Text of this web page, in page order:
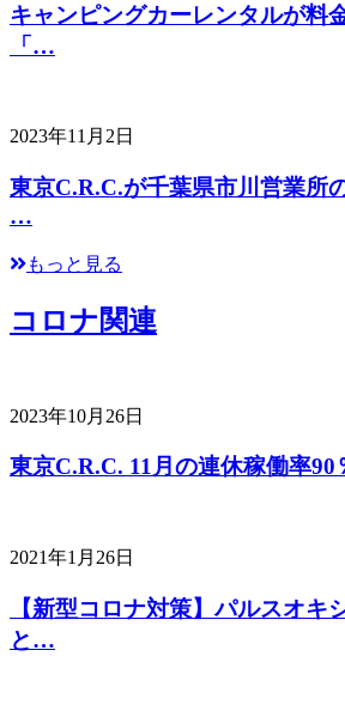
キャンピングカーレンタルが料
「…
2023年11月2日
東京C.R.C.が千葉県市川営業所
…
もっと見る
コロナ関連
2023年10月26日
東京C.R.C. 11月の連休稼働率
2021年1月26日
【新型コロナ対策】パルスオキ
と…